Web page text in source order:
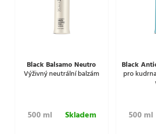
Black Balsamo Neutro
Výživný neutrální balzám
500 ml Skladem
Black
pro
500 ml